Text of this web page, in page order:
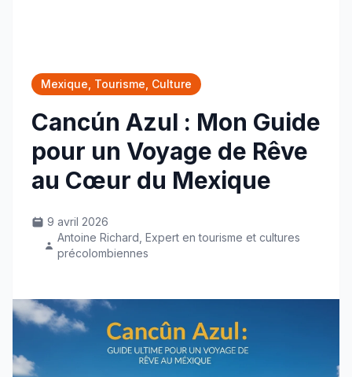
Mexique, Tourisme, Culture
Cancún Azul : Mon Guide
pour un Voyage de Rêve
au Cœur du Mexique
9 avril 2026
Antoine Richard, Expert en tourisme et cultures
précolombiennes